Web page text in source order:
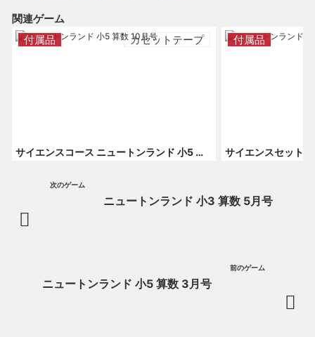
関連ゲーム
付属品
カセットテープ
サイエンスコース ニュートンランド 小5 算数 10月号
付属品
次のゲーム
ニュートンランド 小3 算数 5月号
前のゲーム
ニュートンランド 小5 算数 3月号